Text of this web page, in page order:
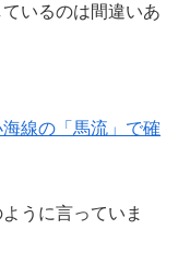
いるのは間違いあ
線の「馬流」で確
うに言っていま